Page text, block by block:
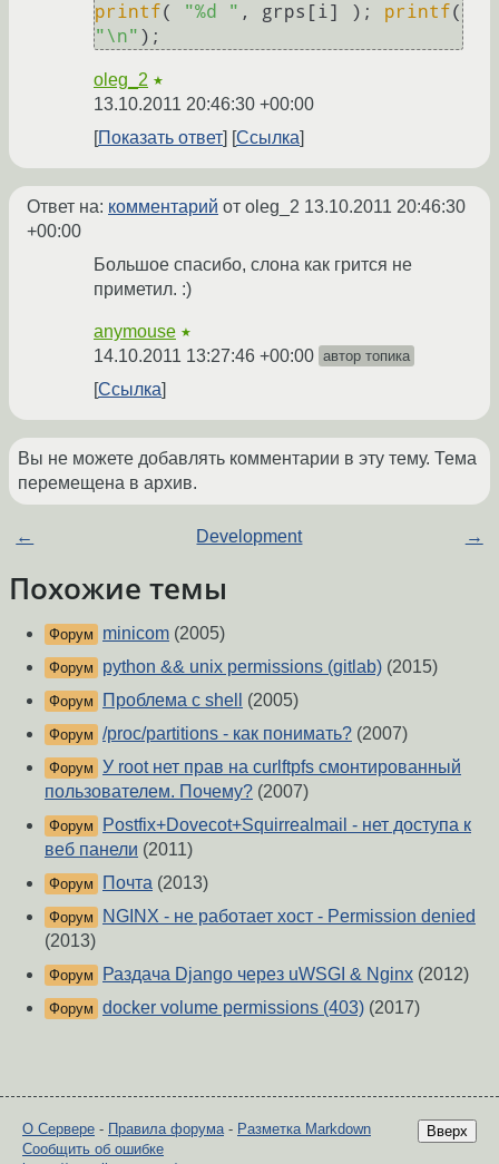
printf( "%d " , grps[i] ); printf (
"\n"
oleg_2 ★
13.10.2011 20:46:30 +00:00
Показать ответ
Ссылка
Ответ на: комментарий от oleg_2 13.10.2011 20:46:30
+00:00
Большое спасибо, слона как грится не
приметил. :)
anymouse ★
14.10.2011 13:27:46 +00:00 автор топика
Ссылка
Вы не можете добавлять комментарии в эту тему. Тема
перемещена в архив.
← Development →
Похожие темы
Форум minicom (2005)
Форум python && unix permissions (gitlab) (2015)
Форум Проблема с shell (2005)
Форум /proc/partitions - как понимать? (2007)
Форум У root нет прав на curlftpfs смонтированный
пользователем. Почему? (2007)
Форум
Postfix+Dovecot+Squirrealmail - нет доступа к
веб панели (2011)
Форум Почта (2013)
Форум
NGINX - не работает хост - Permission denied
(2013)
Форум Раздача Django через uWSGI & Nginx (2012)
Форум docker volume permissions (403) (2017)
Вверх
О Сервере - Правила форума- Разметка Markdown
Сообщить об ошибке